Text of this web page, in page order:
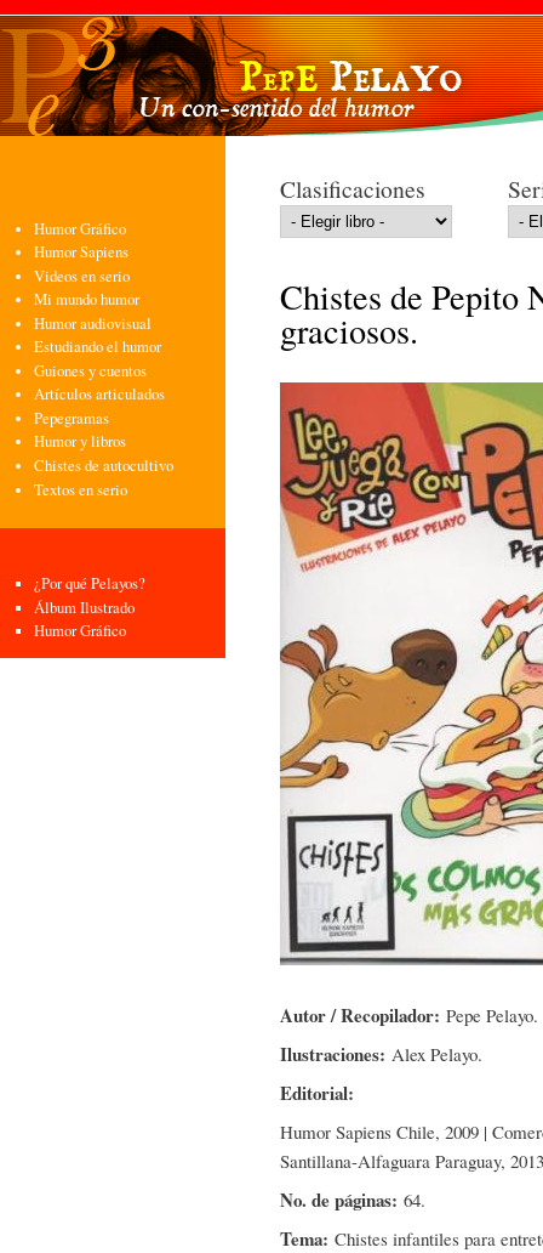
Humor Gráfico
Humor Sapiens
Videos en serio
Mi mundo humor
Humor audiovisual
Estudiando el humor
Guiones y cuentos
Artículos articulados
Pepegramas
Humor y libros
Chistes de autocultivo
Textos en serio
¿Por qué Pelayos?
Álbum Ilustrado
Humor Gráfico
Clasificaciones
Chistes de Pepito
graciosos.
Autor / Recopilador: Pepe Pelayo.
Ilustraciones: Alex Pelayo.
Editorial:
Humor Sapiens Chile, 2009 |
Santillana-Alfaguara Paraguay,
No. de páginas: 64.
Tema: Chistes infantiles para